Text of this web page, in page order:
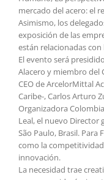
mercado del acero: el
Asimismo, los
exposición de las
están relacionadas
El evento será
Alacero y miembro del
CEO de ArcelorMittal
Caribe-, Carlos Arturo
Organizadora
Leal, el nuevo Director
São Paulo, Brasil. Para
como la
innovación.
La necesidad trae